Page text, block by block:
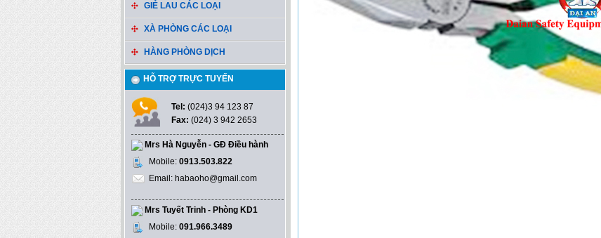
GIẺ LAU CÁC LOẠI
XÀ PHÒNG CÁC LOẠI
HÀNG PHÒNG DỊCH
HỖ TRỢ TRỰC TUYẾN
Tel: (024)3 94 123 87
Fax: (024) 3 942 2653
Mrs Hà Nguyễn - GĐ Điều hành
Mobile: 0913.503.822
Email: habaoho@gmail.com
Mrs Tuyết Trinh - Phòng KD1
Mobile: 091.966.3489